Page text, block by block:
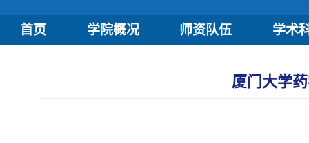
首页 学院概况 师资队伍 学术
厦门大学